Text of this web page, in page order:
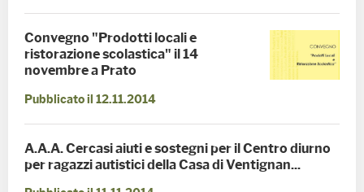
Convegno "Prodotti locali e
ristorazione scolastica" il 14
novembre a Prato
Pubblicato il 12.11.2014
A.A.A. Cercasi aiuti e sostegni per il Centro diurno
per ragazzi autistici della Casa di Ventignan...